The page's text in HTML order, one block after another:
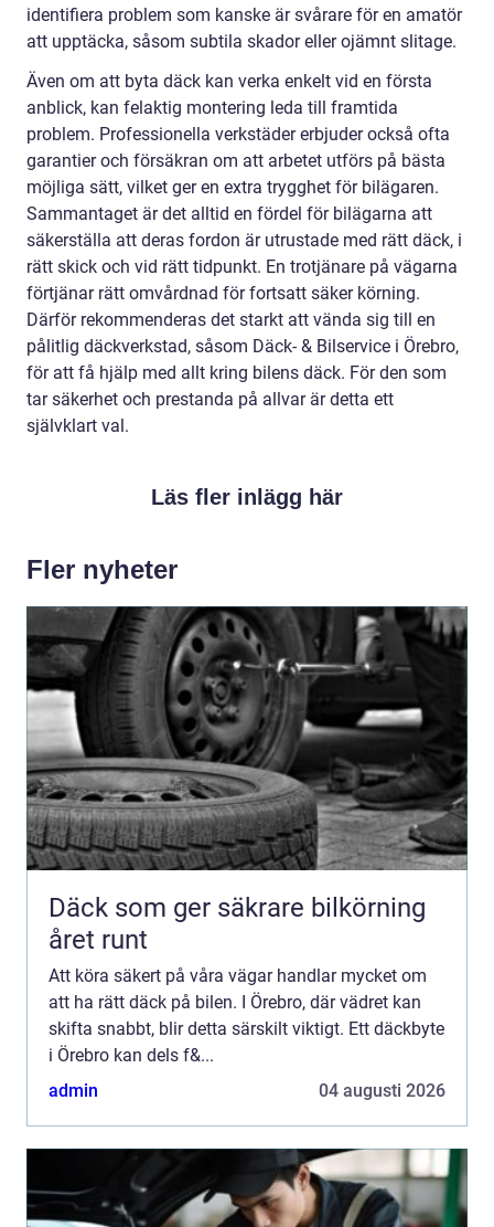
identifiera problem som kanske är svårare för en amatör
att upptäcka, såsom subtila skador eller ojämnt slitage.
Även om att byta däck kan verka enkelt vid en första
anblick, kan felaktig montering leda till framtida
problem. Professionella verkstäder erbjuder också ofta
garantier och försäkran om att arbetet utförs på bästa
möjliga sätt, vilket ger en extra trygghet för bilägaren.
Sammantaget är det alltid en fördel för bilägarna att
säkerställa att deras fordon är utrustade med rätt däck, i
rätt skick och vid rätt tidpunkt. En trotjänare på vägarna
förtjänar rätt omvårdnad för fortsatt säker körning.
Därför rekommenderas det starkt att vända sig till en
pålitlig däckverkstad, såsom Däck- & Bilservice i Örebro,
för att få hjälp med allt kring bilens däck. För den som
tar säkerhet och prestanda på allvar är detta ett
självklart val.
Läs fler inlägg här
Fler nyheter
Däck som ger säkrare bilkörning
året runt
Att köra säkert på våra vägar handlar mycket om
att ha rätt däck på bilen. I Örebro, där vädret kan
skifta snabbt, blir detta särskilt viktigt. Ett däckbyte
i Örebro kan dels f&...
admin
04 augusti 2026